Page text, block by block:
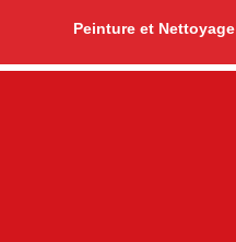
Peinture et Nettoyage